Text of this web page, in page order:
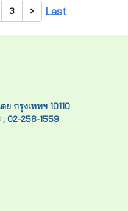
3 Last
กรุงเทพฯ 10110
02-258-1559
;